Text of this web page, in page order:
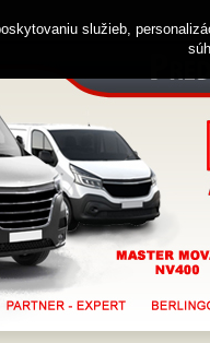
služieb,